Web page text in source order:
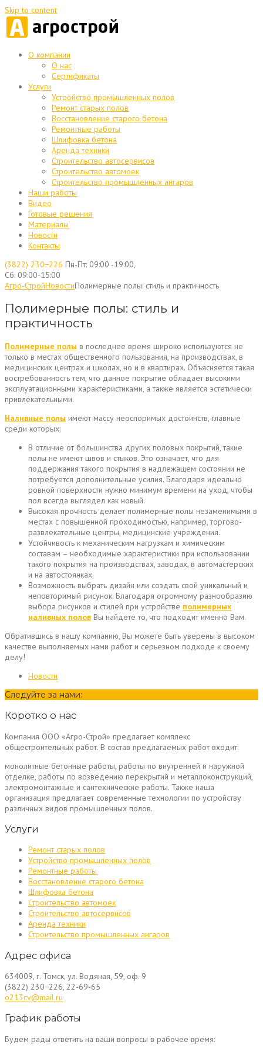
Skip to content
О компании
О нас
Сертификаты
Услуги
Устройство промышленных полов
Ремонт старых полов
Восстановление старого бетона
Ремонтные работы
Шлифовка бетона
Аренда техники
Строительство автосервисов
Строительство автомоек
Строительство промышленных ангаров
Наши работы
Видео
Готовые решения
Материалы
Новости
Контакты
(3822) 230−226 Пн-Пт: 09:00 -19:00,
Сб: 09:00-15:00
Агро-СтройНовостиПолимерные полы: стиль и практичность
Полимерные полы: стиль и
практичность
Полимерные полы в последнее время широко используются не
только в местах общественного пользования, на производствах, в
медицинских центрах и школах, но и в квартирах. Объясняется такая
востребованность тем, что данное покрытие обладает высокими
эксплуатационными характеристиками, а также является эстетически
привлекательными.
Наливные полы имеют массу неоспоримых достоинств, главные
среди которых:
В отличие от большинства других половых покрытий, такие
полы не имеют швов и стыков. Это означает, что для
поддержания такого покрытия в надлежащем состоянии не
потребуется дополнительные усилия. Благодаря идеально
ровной поверхности нужно минимум времени на уход, чтобы
пол всегда выглядел как новый.
Высокая прочность делает полимерные полы незаменимыми в
местах с повышенной проходимостью, например, торгово-
развлекательные центры, медицинские учреждения.
Устойчивость к механическим нагрузкам и химическим
составам – необходимые характеристики при использовании
такого покрытия на производствах, заводах, в автомастерских
и на автостоянках.
Возможность выбрать дизайн или создать свой уникальный и
неповторимый рисунок. Благодаря огромному разнообразию
выбора рисунков и стилей при устройстве полимерных
наливных полов Вы найдете то, что подходит именно Вам.
Обратившись в нашу компанию, Вы можете быть уверены в высоком
качестве выполняемых нами работ и серьезном подходе к своему
делу!
Новости
Следуйте за нами:
Коротко о нас
Компания ООО «Агро-Строй» предлагает комплекс
общестроительных работ. В состав предлагаемых работ входит:
монолитные бетонные работы, работы по внутренней и наружной
отделке, работы по возведению перекрытий и металлоконструкций,
электромонтажные и сантехнические работы. Также наша
организация предлагает современные технологии по устройству
различных видов промышленных полов.
Услуги
Ремонт старых полов
Устройство промышленных полов
Ремонтные работы
Восстановление старого бетона
Шлифовка бетона
Строительство автомоек
Строительство автосервисов
Аренда техники
Строительство промышленных ангаров
Адрес офиса
634009, г. Томск, ул. Водяная, 59, оф. 9
(3822) 230−226, 22-69-65
o213cv@mail.ru
График работы
Будем рады ответить на ваши вопросы в рабочее время: